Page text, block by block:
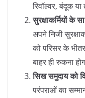
रिवॉल्वर, बंदूक
सुरक्षाकर्मियों के
अपने निजी
को परिसर के
बाहर ही रुकना
सिख समुदाय को
परंपराओं का